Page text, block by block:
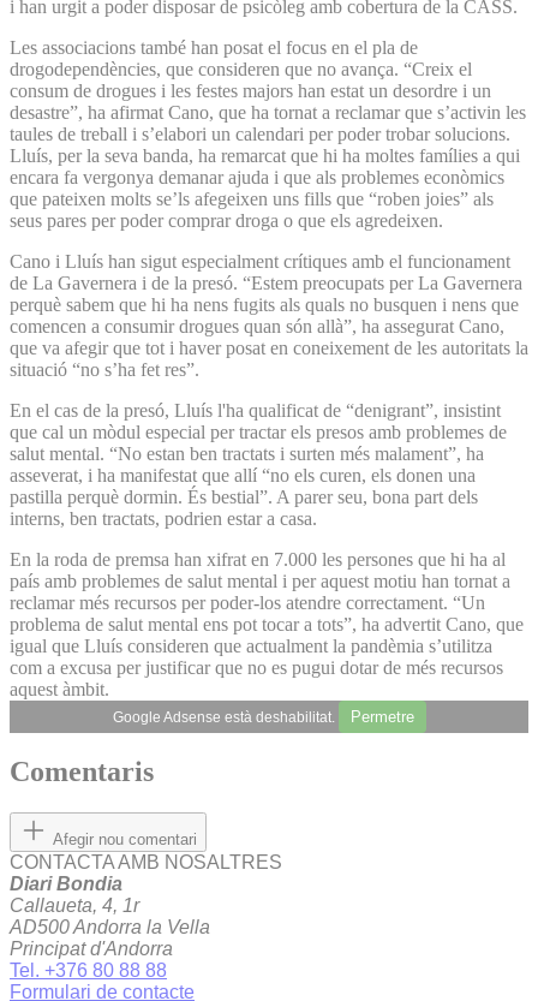
i han urgit a poder disposar de psicòleg amb cobertura de la CASS.
Les associacions també han posat el focus en el pla de
drogodependències, que consideren que no avança. “Creix el
consum de drogues i les festes majors han estat un desordre i un
desastre”, ha afirmat Cano, que ha tornat a reclamar que s’activin les
taules de treball i s’elabori un calendari per poder trobar solucions.
Lluís, per la seva banda, ha remarcat que hi ha moltes famílies a qui
encara fa vergonya demanar ajuda i que als problemes econòmics
que pateixen molts se’ls afegeixen uns fills que “roben joies” als
seus pares per poder comprar droga o que els agredeixen.
Cano i Lluís han sigut especialment crítiques amb el funcionament
de La Gavernera i de la presó. “Estem preocupats per La Gavernera
perquè sabem que hi ha nens fugits als quals no busquen i nens que
comencen a consumir drogues quan són allà”, ha assegurat Cano,
que va afegir que tot i haver posat en coneixement de les autoritats la
situació “no s’ha fet res”.
En el cas de la presó, Lluís l'ha qualificat de “denigrant”, insistint
que cal un mòdul especial per tractar els presos amb problemes de
salut mental. “No estan ben tractats i surten més malament”, ha
asseverat, i ha manifestat que allí “no els curen, els donen una
pastilla perquè dormin. És bestial”. A parer seu, bona part dels
interns, ben tractats, podrien estar a casa.
En la roda de premsa han xifrat en 7.000 les persones que hi ha al
país amb problemes de salut mental i per aquest motiu han tornat a
reclamar més recursos per poder-los atendre correctament. “Un
problema de salut mental ens pot tocar a tots”, ha advertit Cano, que
igual que Lluís consideren que actualment la pandèmia s’utilitza
com a excusa per justificar que no es pugui dotar de més recursos
aquest àmbit.
Google Adsense està deshabilitat. Permetre
Comentaris
Afegir nou comentari
CONTACTA AMB NOSALTRES
Diari Bondia
Callaueta, 4, 1r
AD500 Andorra la Vella
Principat d'Andorra
Tel. +376 80 88 88
Formulari de contacte